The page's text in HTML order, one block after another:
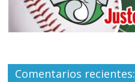
Comentarios recientes: